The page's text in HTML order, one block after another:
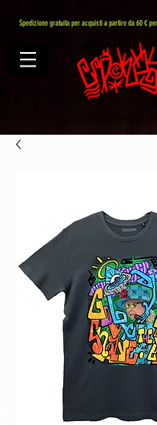
Spedizione gratuita per acquisti a partire da 60 €